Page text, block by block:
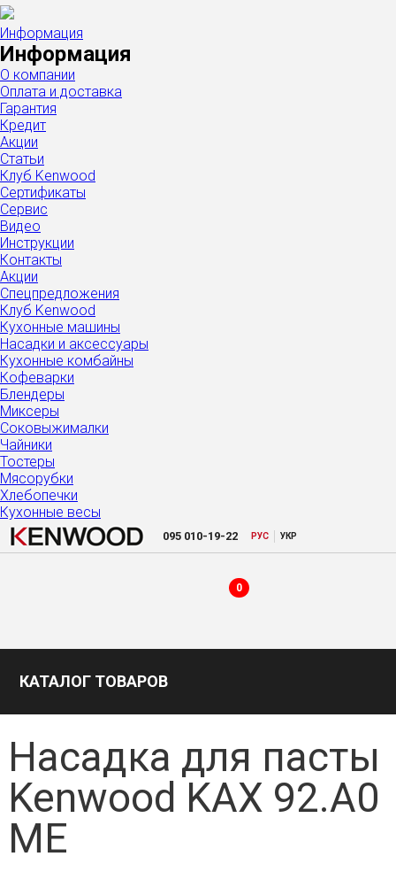
Информация
Информация
О компании
Оплата и доставка
Гарантия
Кредит
Акции
Статьи
Клуб Kenwood
Сертификаты
Сервис
Видео
Инструкции
Контакты
Акции
Спецпредложения
Клуб Kenwood
Кухонные машины
Насадки и аксессуары
Кухонные комбайны
Кофеварки
Блендеры
Миксеры
Соковыжималки
Чайники
Тостеры
Мясорубки
Хлебопечки
Кухонные весы
095 010-19-22 РУC | УКР
0
КАТАЛОГ ТОВАРОВ
Насадка для пасты
Kenwood KAX 92.A0
ME